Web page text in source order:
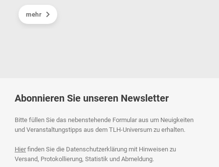
mehr
Abonnieren Sie unseren Newsletter
Bitte füllen Sie das nebenstehende Formular aus um Neuigkeiten
und Veranstaltungstipps aus dem TLH-Universum zu erhalten.
Hierfinden Sie die Datenschutzerklärung mit Hinweisen zu
Versand, Protokollierung, Statistik und Abmeldung.